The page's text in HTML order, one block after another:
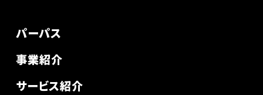
パーパス
事業紹介
サービス紹介